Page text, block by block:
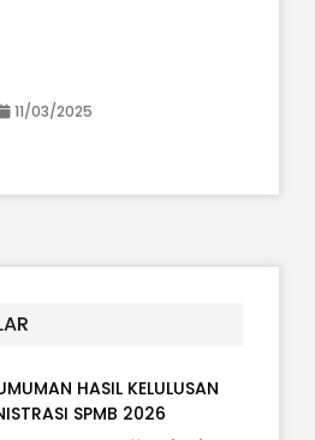
HASIL KELULUSAN
SPMB 2026
11/03/2025